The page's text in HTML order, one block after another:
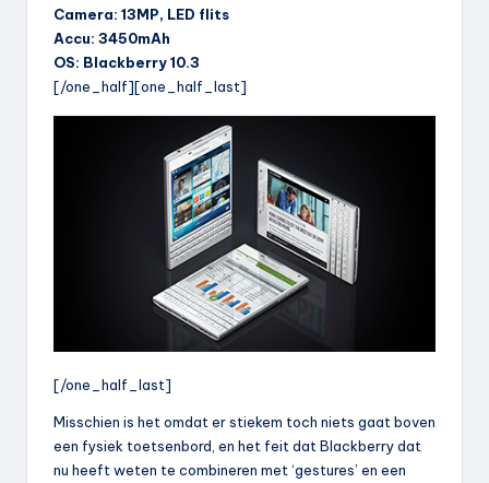
Camera: 13MP, LED flits
Accu: 3450mAh
OS: Blackberry 10.3
[/one_half][one_half_last]
[/one_half_last]
Misschien is het omdat er stiekem toch niets gaat boven
een fysiek toetsenbord, en het feit dat Blackberry dat
nu heeft weten te combineren met ‘gestures’ en een